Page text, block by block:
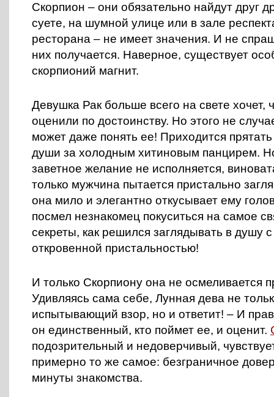
Скорпион – они обязательно найдут друг
суете, на шумной улице или в зале
ресторана – не имеет значения. И не
них получается. Наверное, существует
скорпионий магнит.
Девушка Рак больше всего на свете хочет,
оценили по достоинству. Но этого не
может даже понять ее! Приходится
души за холодным хитиновым панцирем.
заветное желание не исполняется,
только мужчина пытается пристально
она мило и элегантно откусывает ему
посмел незнакомец покуситься на самое
секреты, как решился заглядывать в душу
откровенной пристальностью!
И только Скорпиону она не осмеливается
Удивляясь сама себе, Лунная дева не
испытывающий взор, но и ответит! – И
он единственный, кто поймет ее, и оценит.
подозрительный и недоверчивый,
примерно то же самое: безграничное
минуты знакомства.